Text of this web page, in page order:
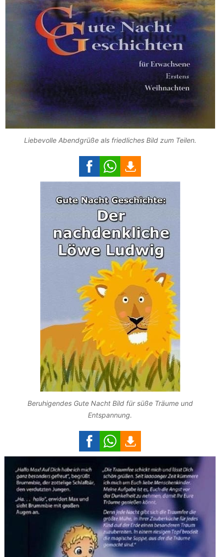
Liebevolle Abendgrüße als friedliches Bild zum Teilen.
Beruhigendes Gute Nacht Bild für süße Träume und
Entspannung.